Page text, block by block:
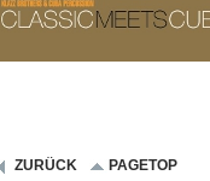
ZURÜCK PAGETOP